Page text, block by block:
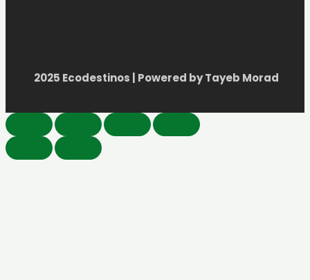
2025 Ecodestinos | Powered by Tayeb Morad